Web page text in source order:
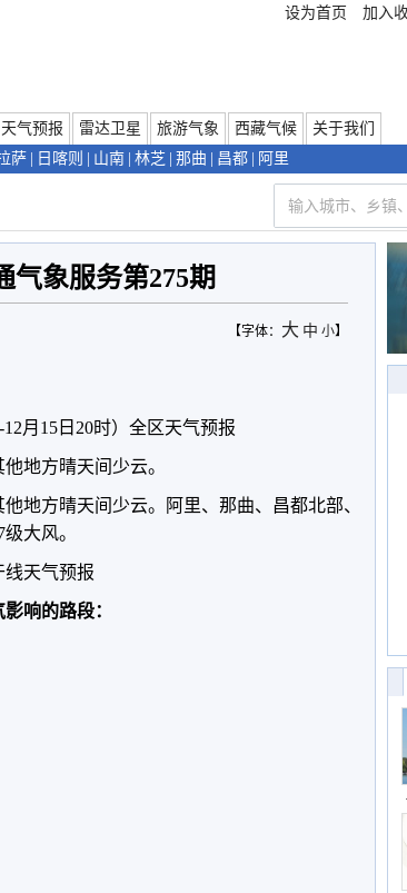
设为首页 加入
天气预报 雷达卫星 旅游气象 西藏气候
关于我们
萨
日喀则 山南 林芝 那曲 昌都 阿里
气象服务第275期
【字体： 大 中 小】
月15日20时）全区天气预报
地方晴天间少云。
地方晴天间少云。阿里、那曲、昌都北部、
大风。
天气预报
响的路段：